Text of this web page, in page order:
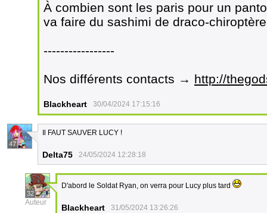
À combien sont les paris pour un
va faire du sashimi de draco-
-----------------
Nos différents contacts → http://
Blackheart 30/04/2024 17:15:16
47
Il FAUT SAUVER LUCY !
Delta75 24/05/2024 12:28:18
32
Auteur
D'abord le Soldat Ryan, on verra pour Lucy plus tard
Blackheart 31/05/2024 13:26:26